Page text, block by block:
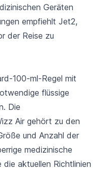
Geräten
empfiehlt Jet2,
der Reise zu
100-ml-Regel mit
flüssige
Die
Air gehört zu den
und Anzahl der
medizinische
die aktuellen Richtlinien